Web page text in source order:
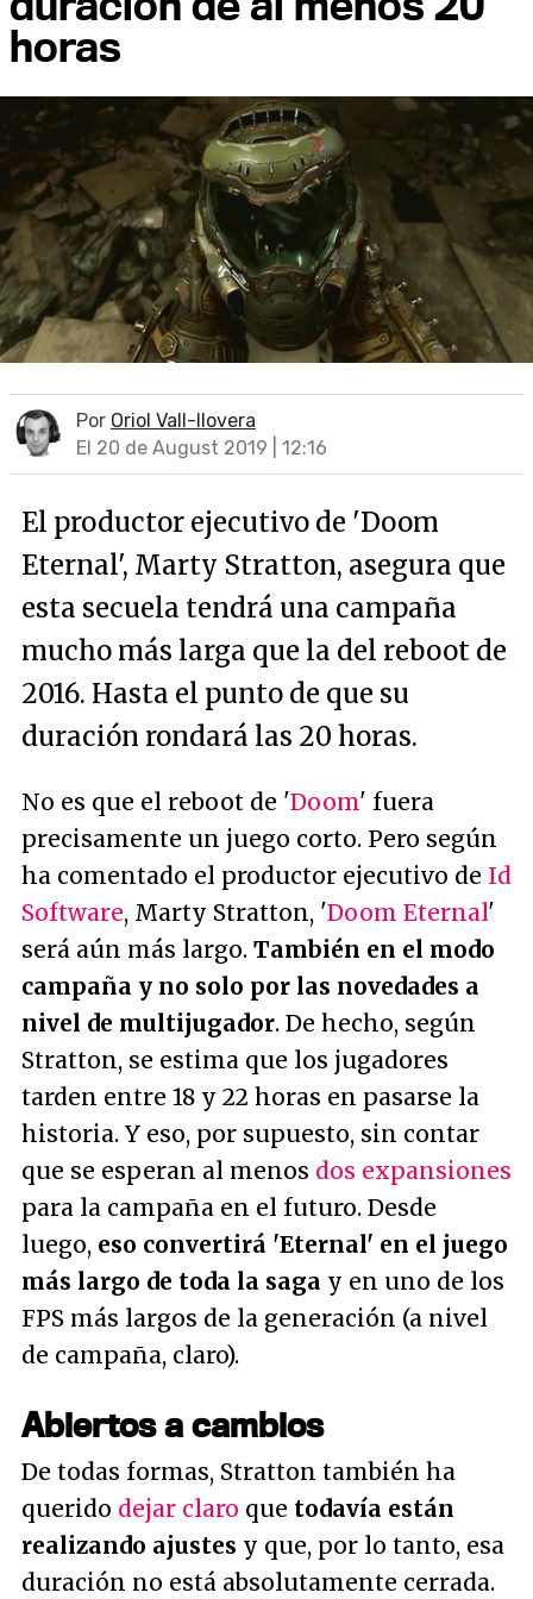
horas
Por Oriol Vall-llovera
El 20 de August 2019 | 12:16
El productor ejecutivo de 'Doom
Eternal', Marty Stratton, asegura que
esta secuela tendrá una campaña
mucho más larga que la del reboot de
2016. Hasta el punto de que su
duración rondará las 20 horas.
No es que el reboot de 'Doom' fuera
precisamente un juego corto. Pero según
ha comentado el productor ejecutivo de Id
Software, Marty Stratton, 'Doom Eternal'
será aún más largo. También en el modo
campaña y no solo por las novedades a
nivel de multijugador. De hecho, según
Stratton, se estima que los jugadores
tarden entre 18 y 22 horas en pasarse la
historia. Y eso, por supuesto, sin contar
que se esperan al menos dos expansiones
para la campaña en el futuro. Desde
luego, eso convertirá 'Eternal' en el juego
más largo de toda la saga y en uno de los
FPS más largos de la generación (a nivel
de campaña, claro).
Abiertos a cambios
De todas formas, Stratton también ha
querido dejar claro que todavía están
realizando ajustes y que, por lo tanto, esa
duración no está absolutamente cerrada.